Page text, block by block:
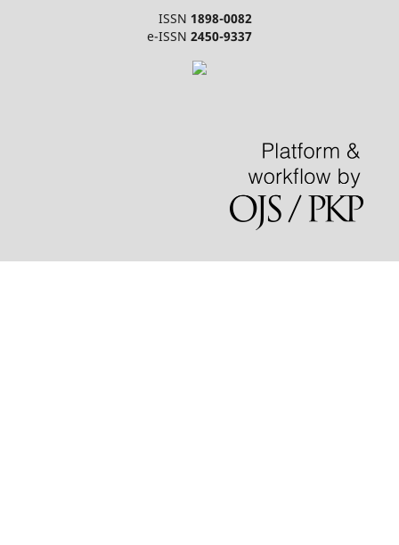
ISSN 1898-0082
e-ISSN 2450-9337